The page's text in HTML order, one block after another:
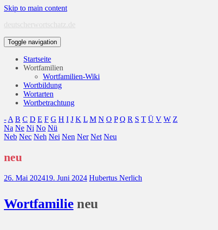
Skip to main content
deutscherwortschatz.de
Toggle navigation
Startseite
Wortfamilien
Wortfamilien-Wiki
Wortbildung
Wortarten
Wortbetrachtung
- A B C D E F G H I J K L M N O P Q R S T Ü V W Z
Na Ne Ni No Nü
Neb Nec Neh Nei Nen Ner Net Neu
neu
26. Mai 202419. Juni 2024 Hubertus Nerlich
Wortfamilie neu